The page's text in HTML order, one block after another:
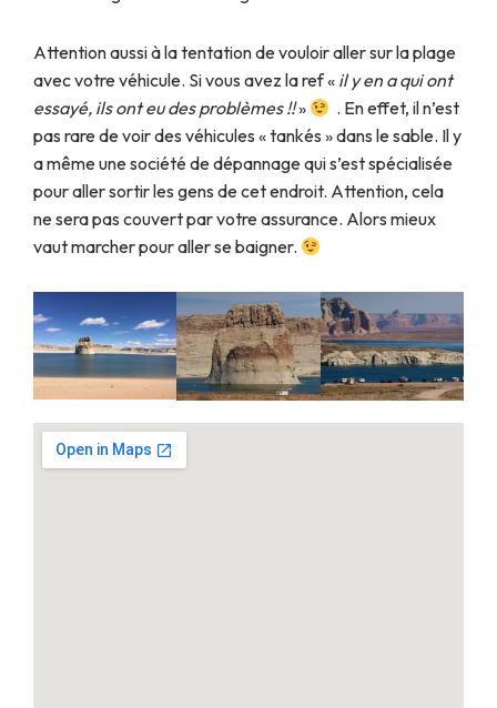
Attention aussi à la tentation de vouloir aller sur la plage
avec votre véhicule. Si vous avez la ref « il y en a qui ont
essayé, ils ont eu des problèmes !!»
. En effet, il n’est
pas rare de voir des véhicules « tankés » dans le sable. Il y
a même une société de dépannage qui s’est spécialisée
pour aller sortir les gens de cet endroit. Attention, cela
ne sera pas couvert par votre assurance. Alors mieux
vaut marcher pour aller se baigner.